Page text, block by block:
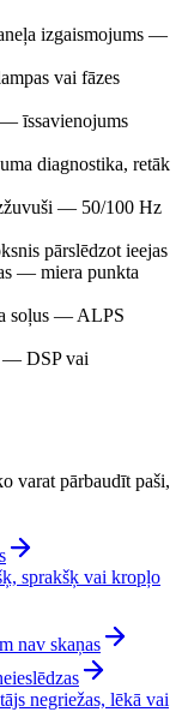
izgaismojums —
vai fāzes
īssavienojums
diagnostika, retāk
— 50/100 Hz
pārslēdzot ieejas
— miera punkta
soļus — ALPS
— DSP vai
varat pārbaudīt paši,
sprakšķ vai kropļo
nav skaņas
negriežas, lēkā vai